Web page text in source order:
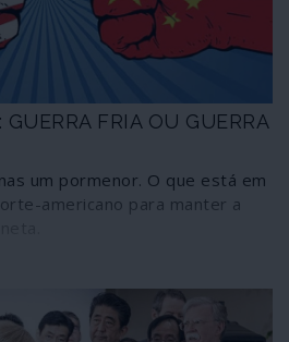
FRIA OU GUERRA
um pormenor. O que está em
americano para manter a